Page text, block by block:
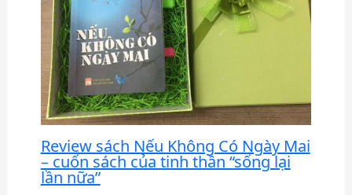
Review sách Nếu Không Có Ngày Mai
– cuốn sách của tinh thần “sống lại
lần nữa”